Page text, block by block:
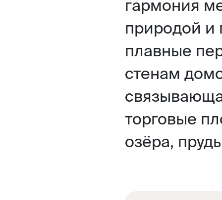
гармония
природой
плавные
стенам
торговые
озёра,